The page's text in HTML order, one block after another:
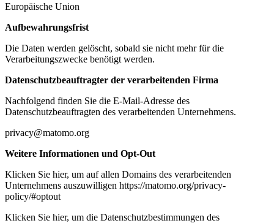
Europäische Union
Aufbewahrungsfrist
Die Daten werden gelöscht, sobald sie nicht mehr für die
Verarbeitungszwecke benötigt werden.
Datenschutzbeauftragter der verarbeitenden Firma
Nachfolgend finden Sie die E-Mail-Adresse des
Datenschutzbeauftragten des verarbeitenden Unternehmens.
privacy@matomo.org
Weitere Informationen und Opt-Out
Klicken Sie hier, um auf allen Domains des verarbeitenden
Unternehmens auszuwilligen https://matomo.org/privacy-
policy/#optout
Klicken Sie hier, um die Datenschutzbestimmungen des